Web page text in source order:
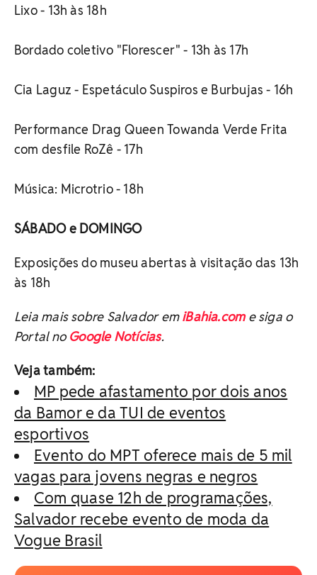
Lixo - 13h às 18h
Bordado coletivo "Florescer" - 13h às 17h
Cia Laguz - Espetáculo Suspiros e Burbujas - 16h
Performance Drag Queen Towanda Verde Frita
com desfile RoZê - 17h
Música: Microtrio - 18h
SÁBADO e DOMINGO
Exposições do museu abertas à visitação das 13h
às 18h
Leia mais sobre Salvador emiBahia.come siga o
Portal no Google Notícias.
Veja também:
MP pede afastamento por dois anos
da Bamor e da TUI de eventos
esportivos
Evento do MPT oferece mais de 5 mil
vagas para jovens negras e negros
Com quase 12h de programações,
Salvador recebe evento de moda da
Vogue Brasil